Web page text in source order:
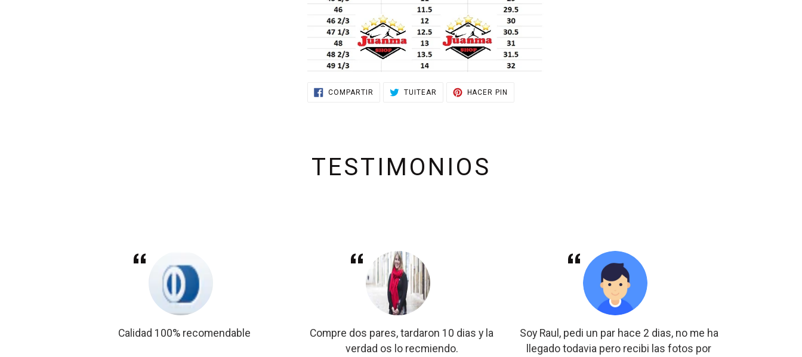
COMPARTIR COMPARTIR
EN
TUITEAR TUITEAR
EN
HACER PIN
TESTIMONIOS
Calidad 100% recomendable
Compre dos pares, tardaron 10 dias y la
verdad os lo recmiendo.
Soy Raul, pedi un par hace 2 dias, no me ha
llegado todavia pero recibi las fotos por